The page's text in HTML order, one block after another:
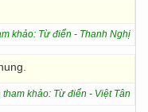
khảo: Từ điển - Thanh Nghị
tham khảo: Từ điển - Việt Tân